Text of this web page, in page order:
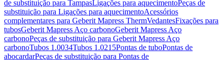
de substituição para TampasLigações para aquecimentoPeças de
substituição para Ligações para aquecimentoAcessórios
complementares para Geberit Mapress ThermVedantesFixações para
tubosGeberit Mapress Aço carbonoGeberit Mapress Aço
carbonoPeças de substituição para Geberit Mapress Aço
carbonoTubos 1.0034Tubos 1.0215Pontas de tuboPontas de
abocardarPeças de substituição para Pontas de